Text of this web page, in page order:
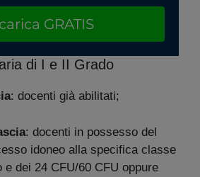
GRATIS
di I e II Grado
: docenti già abilitati;
: docenti in possesso del
idoneo alla specifica classe
e dei 24 CFU/60 CFU oppure